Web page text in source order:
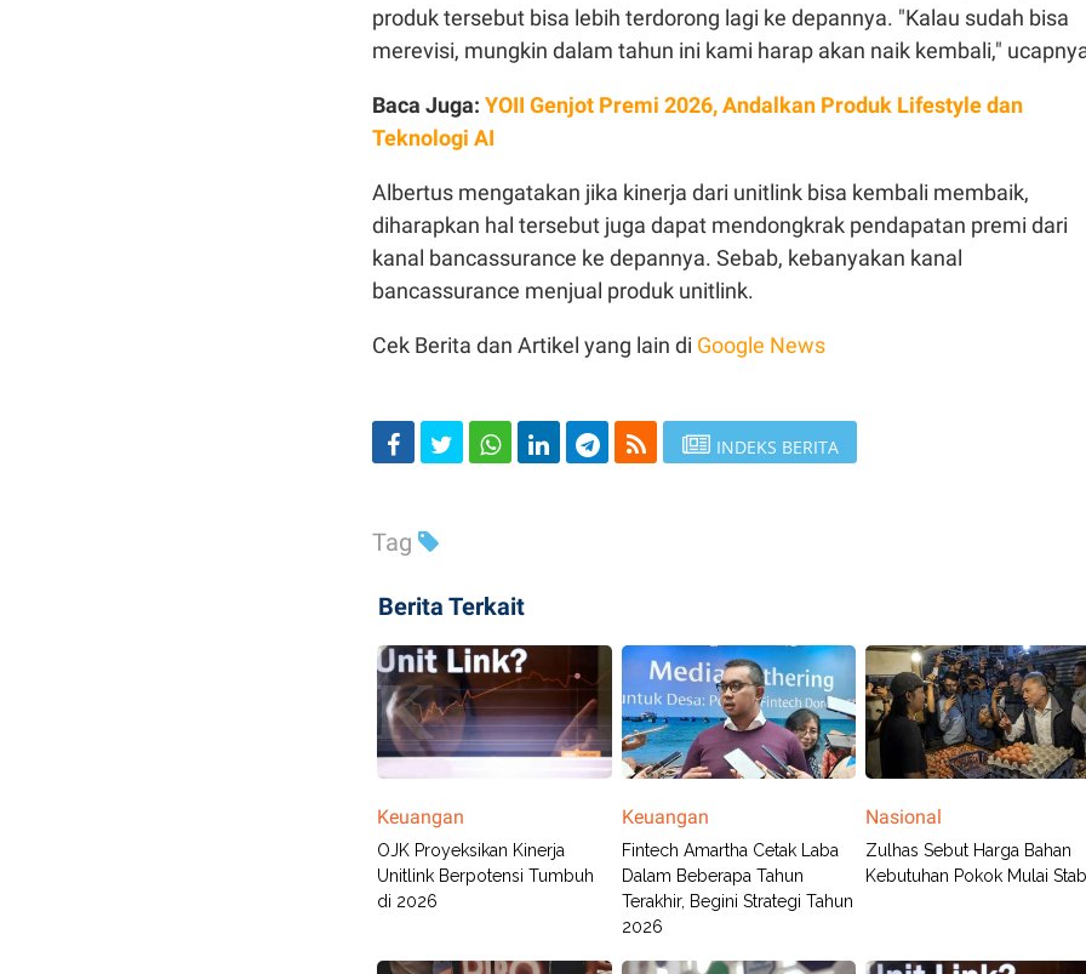
produk tersebut bisa lebih terdorong lagi ke depannya. "Kalau sudah bisa
merevisi, mungkin dalam tahun ini kami harap akan naik kembali,"
Baca Juga: YOII Genjot Premi 2026, Andalkan Produk Lifestyle dan
Teknologi AI
Albertus mengatakan jika kinerja dari unitlink bisa kembali membaik,
diharapkan hal tersebut juga dapat mendongkrak pendapatan premi dari
kanal bancassurance ke depannya. Sebab, kebanyakan kanal
bancassurance menjual produk unitlink.
Cek Berita dan Artikel yang lain di Google News
INDEKS BERITA
Tag
Berita Terkait
Keuangan
OJK Proyeksikan Kinerja
Unitlink Berpotensi Tumbuh
di 2026
Keuangan
Fintech Amartha Cetak Laba
Dalam Beberapa Tahun
Terakhir, Begini Strategi Tahun
2026
Nasional
Zulhas Sebut Harga Bahan
Kebutuhan Pokok Mulai